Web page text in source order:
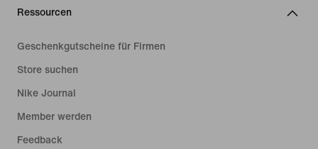
Ressourcen
Geschenkgutscheine für Firmen
Store suchen
Nike Journal
Member werden
Feedback